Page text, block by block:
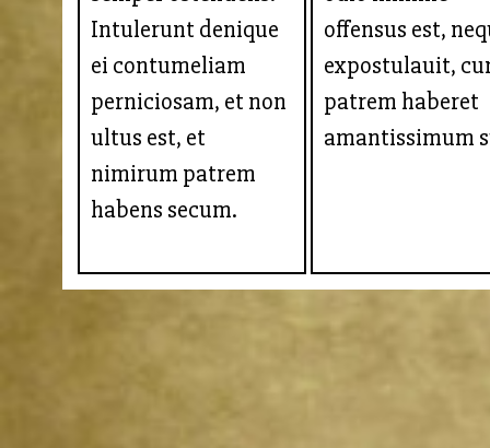
Intulerunt denique
ei contumeliam
perniciosam, et non
ultus est, et
nimirum patrem
habens secum.
offensus est,
expostulauit,
patrem haberet
amantissimum